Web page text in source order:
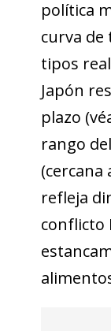
política
curva de
tipos
Japón
plazo
rango
(cercana
refleja
conflicto